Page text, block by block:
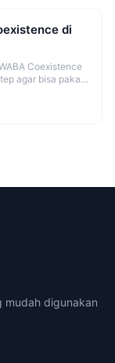
di
Coexistence
agar bisa pakai
mudah digunakan